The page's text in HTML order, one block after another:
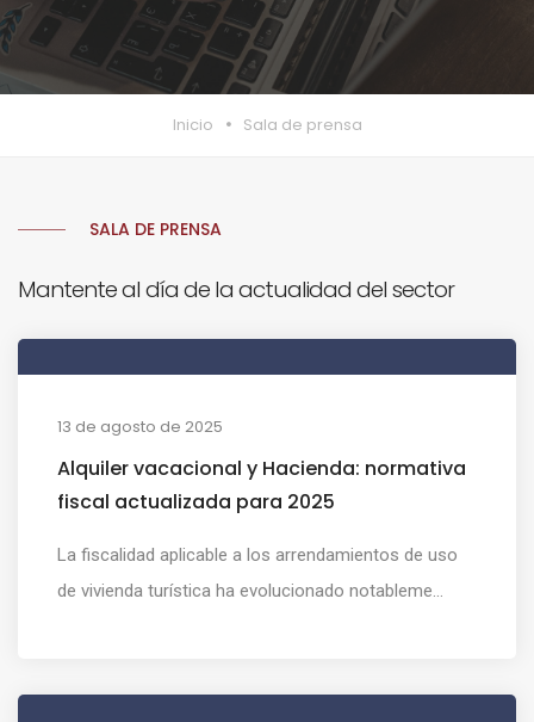
Inicio Sala de prensa
SALA DE PRENSA
Mantente al día de la actualidad del sector
13 de agosto de 2025
Alquiler vacacional y Hacienda: normativa
fiscal actualizada para 2025
La fiscalidad aplicable a los arrendamientos de uso
de vivienda turística ha evolucionado notableme...